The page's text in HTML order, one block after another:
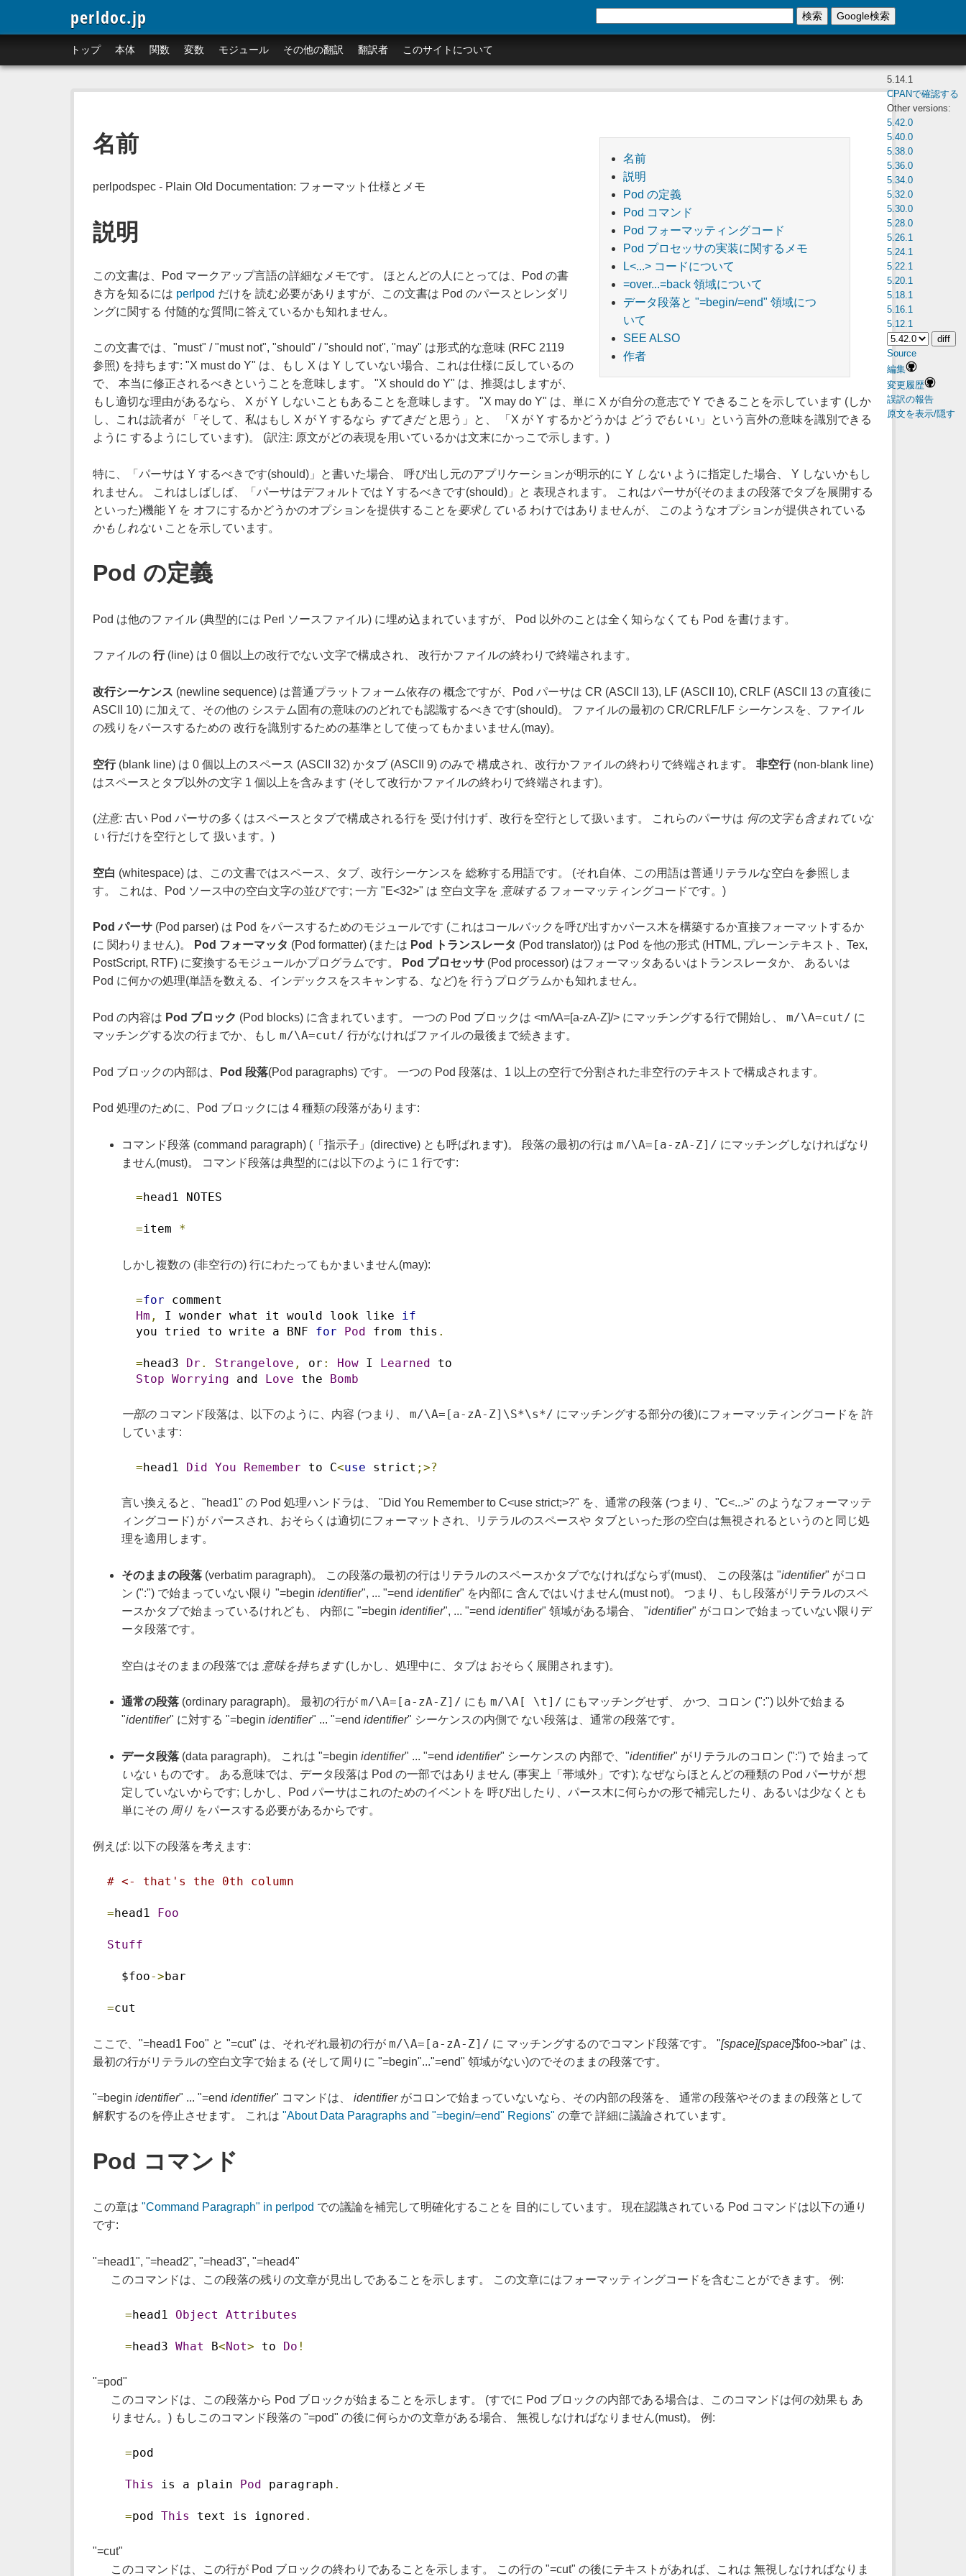
perldoc.jp
トップ 本体 関数 変数 モジュール その他の翻訳 翻訳者 このサイトについて
検索 Google検索
5.14.1
CPANで確認する
Other versions:
5.42.0
5.40.0
5.38.0
5.36.0
5.34.0
5.32.0
5.30.0
5.28.0
5.26.1
5.24.1
5.22.1
5.20.1
5.18.1
5.16.1
5.12.1
Source
編集
変更履歴
誤訳の報告
原文を表示/隠す
名前
説明
Pod の定義
Pod コマンド
Pod フォーマッティングコード
Pod プロセッサの実装に関するメモ
L<...> コードについて
=over...=back 領域について
データ段落と "=begin/=end" 領域につ
いて
SEE ALSO
作者
名前
perlpodspec - Plain Old Documentation: フォーマット仕様とメモ
説明
この文書は、Pod マークアップ言語の詳細なメモです。 ほとんどの人にとっては、Pod の書
き方を知るには perlpod だけを 読む必要がありますが、この文書は Pod のパースとレンダリ
ングに関する 付随的な質問に答えているかも知れません。
この文書では、"must" / "must not", "should" / "should not", "may" は形式的な意味 (RFC 2119
参照) を持ちます: "X must do Y" は、もし X は Y していない場合、これは仕様に反しているの
で、 本当に修正されるべきということを意味します。 "X should do Y" は、推奨はしますが、
もし適切な理由があるなら、 X が Y しないこともあることを意味します。 "X may do Y" は、単に X が自分の意志で Y できることを示しています (しか
し、これは読者が 「そして、私はもし X が Y するなら すてきだと思う」と、 「X が Y するかどうかは どうでもいい」という言外の意味を識別できる
ように するようにしています)。 (訳注: 原文がどの表現を用いているかは文末にかっこで示します。)
特に、「パーサは Y するべきです(should)」と書いた場合、 呼び出し元のアプリケーションが明示的に Y しないように指定した場合、 Y しないかもし
れません。 これはしばしば、「パーサはデフォルトでは Y するべきです(should)」と 表現されます。 これはパーサが(そのままの段落でタブを展開する
といった)機能 Y を オフにするかどうかのオプションを提供することを要求している わけではありませんが、 このようなオプションが提供されている
かもしれないことを示しています。
Pod の定義
Pod は他のファイル (典型的には Perl ソースファイル) に埋め込まれていますが、 Pod 以外のことは全く知らなくても Pod を書けます。
ファイルの 行(line) は 0 個以上の改行でない文字で構成され、 改行かファイルの終わりで終端されます。
改行シーケンス (newline sequence) は普通プラットフォーム依存の 概念ですが、Pod パーサは CR (ASCII 13), LF (ASCII 10), CRLF (ASCII 13 の直後に
ASCII 10) に加えて、その他の システム固有の意味ののどれでも認識するべきです(should)。 ファイルの最初の CR/CRLF/LF シーケンスを、ファイル
の残りをパースするための 改行を識別するための基準として使ってもかまいません(may)。
空行(blank line) は 0 個以上のスペース (ASCII 32) かタブ (ASCII 9) のみで 構成され、改行かファイルの終わりで終端されます。 非空行(non-blank line)
はスペースとタブ以外の文字 1 個以上を含みます (そして改行かファイルの終わりで終端されます)。
(注意:古い Pod パーサの多くはスペースとタブで構成される行を 受け付けず、改行を空行として扱います。 これらのパーサは 何の文字も含まれていな
い行だけを空行として 扱います。)
空白 (whitespace) は、この文書ではスペース、タブ、改行シーケンスを 総称する用語です。 (それ自体、この用語は普通リテラルな空白を参照しま
す。 これは、Pod ソース中の空白文字の並びです; 一方 "E<32>" は 空白文字を 意味する フォーマッティングコードです。)
Pod パーサ(Pod parser) は Pod をパースするためのモジュールです (これはコールバックを呼び出すかパース木を構築するか直接フォーマットするか
に 関わりません)。
Pod フォーマッタ (Pod formatter) (または Pod トランスレータ (Pod translator)) は Pod を他の形式 (HTML, プレーンテキスト、Tex,
PostScript, RTF) に変換するモジュールかプログラムです。
Pod プロセッサ(Pod processor) はフォーマッタあるいはトランスレータか、 あるいは
Pod に何かの処理(単語を数える、インデックスをスキャンする、など)を 行うプログラムかも知れません。
Pod の内容は Pod ブロック (Pod blocks) に含まれています。 一つの Pod ブロックは <m/\A=[a-zA-Z]/> にマッチングする行で開始し、 m/\A=cut/ に
マッチングする次の行までか、もし m/\A=cut/ 行がなければファイルの最後まで続きます。
Pod ブロックの内部は、 Pod 段落(Pod paragraphs) です。 一つの Pod 段落は、1 以上の空行で分割された非空行のテキストで構成されます。
Pod 処理のために、Pod ブロックには 4 種類の段落があります:
コマンド段落 (command paragraph) (「指示子」(directive) とも呼ばれます)。 段落の最初の行は m/\A=[a-zA-Z]/ にマッチングしなければなり
ません(must)。 コマンド段落は典型的には以下のように 1 行です:
= head1 NOTES
=item *
しかし複数の (非空行の) 行にわたってもかまいません(may):
=for comment
Hm , I wonder what it would look like
if
you tried to write a BNF for Pod from this .
=head3 Dr . Strangelove , or : How I Learned to
Stop Worrying and Love the Bomb
一部のコマンド段落は、以下のように、内容 (つまり、 m/\A=[a-zA-Z]\S*\s*/ にマッチングする部分の後)にフォーマッティングコードを 許
しています:
=head1 Did You Remember to C<use strict ;>?
言い換えると、"head1" の Pod 処理ハンドラは、 "Did You Remember to C<use strict;>?" を、通常の段落 (つまり、"C<...>" のようなフォーマッテ
ィングコード) が パースされ、おそらくは適切にフォーマットされ、リテラルのスペースや タブといった形の空白は無視されるというのと同じ処
理を適用します。
そのままの段落(verbatim paragraph)。 この段落の最初の行はリテラルのスペースかタブでなければならず(must)、 この段落は "identifier" がコロ
ン (":") で始まっていない限り "=begin identifier", ... "=end identifier" を内部に 含んではいけません(must not)。 つまり、もし段落がリテラルのスペ
ースかタブで始まっているけれども、 内部に "=begin identifier", ... "=end identifier" 領域がある場合、 "identifier" がコロンで始まっていない限りデ
ータ段落です。
空白はそのままの段落では 意味を持ちます(しかし、処理中に、タブは おそらく展開されます)。
通常の段落(ordinary paragraph)。 最初の行が m/\A=[a-zA-Z]/ にも m/\A[ \t]/ にもマッチングせず、 かつ、コロン (":") 以外で始まる
"identifier" に対する "=begin identifier" ... "=end identifier" シーケンスの内側で ない段落は、通常の段落です。
データ段落(data paragraph)。 これは "=begin identifier" ... "=end identifier" シーケンスの 内部で、"identifier" がリテラルのコロン (":") で 始まって
いないものです。 ある意味では、データ段落は Pod の一部ではありません (事実上「帯域外」です); なぜならほとんどの種類の Pod パーサが 想
定していないからです; しかし、Pod パーサはこれのためのイベントを 呼び出したり、パース木に何らかの形で補完したり、あるいは少なくとも
単にその 周り をパースする必要があるからです。
例えば: 以下の段落を考えます:
# <- that's the 0th column
=head1 Foo
Stuff
$foo->bar
=cut
ここで、"=head1 Foo" と "=cut" は、それぞれ最初の行が m/\A=[a-zA-Z]/ に マッチングするのでコマンド段落です。 "[space][space]$foo->bar" は、
最初の行がリテラルの空白文字で始まる (そして周りに "=begin"..."=end" 領域がない)のでそのままの段落です。
"=begin identifier" ... "=end identifier" コマンドは、 identifierがコロンで始まっていないなら、その内部の段落を、 通常の段落やそのままの段落として
解釈するのを停止させます。 これは "About Data Paragraphs and "=begin/=end" Regions" の章で 詳細に議論されています。
Pod コマンド
この章は "Command Paragraph" in perlpod での議論を補完して明確化することを 目的にしています。 現在認識されている Pod コマンドは以下の通り
です:
"=head1", "=head2", "=head3", "=head4"
このコマンドは、この段落の残りの文章が見出しであることを示します。 この文章にはフォーマッティングコードを含むことができます。 例:
=head1 Object Attributes
=head3 What B<Not> to Do !
"=pod"
このコマンドは、この段落から Pod ブロックが始まることを示します。 (すでに Pod ブロックの内部である場合は、このコマンドは何の効果も あ
りません。) もしこのコマンド段落の "=pod" の後に何らかの文章がある場合、 無視しなければなりません(must)。 例:
=pod
This is a plain Pod paragraph .
=pod This text is ignored .
"=cut"
このコマンドは、この行が Pod ブロックの終わりであることを示します。 この行の "=cut" の後にテキストがあれば、これは 無視しなければなりま